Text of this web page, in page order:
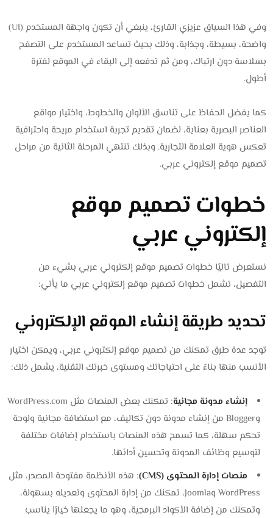
وفي هذا السياق عزيزي القارئ، ينبغي أن تكون واجهة المستخدم (UI)
واضحة، بسيطة، وجذابة، وذلك بحيث تساعد المستخدم على التصفح
بسلاسة دون ارتباك، ومن ثم تدفعه إلى البقاء في الموقع لفترة
أطول.
كما يفضل الحفاظ على تناسق الألوان والخطوط، واختيار مواقع
العناصر البصرية بعناية، لضمان تقديم تجربة استخدام مريحة واحترافية
تعكس هوية العلامة التجارية. وبذلك تنتهي المرحلة الثانية من مراحل
تصميم موقع إلكتروني عربي.
خطوات تصميم موقع
إلكتروني عربي
نستعرض تاليًا خطوات تصميم موقع إلكتروني عربي بشيء من
التفصيل، تشمل خطوات تصميم موقع إلكتروني عربي ما يأتي:
تحديد طريقة إنشاء الموقع الإلكتروني
توجد عدة طرق تمكنك من تصميم موقع إلكتروني عربي، ويمكن اختيار
الأنسب منها بناءً على احتياجاتك ومستوى خبرتك التقنية، يشمل ذلك:
إنشاء مدونة مجانية
: تمكنك بعض المنصات مثل WordPress.com
وBlogger من إنشاء مدونة دون تكاليف، مع استضافة مجانية ولوحة
تحكم سهلة، كما تسمح هذه المنصات باستخدام إضافات مختلفة
لتوسيع وظائف المدونة وتحسين أدائها.
منصات إدارة المحتوى (CMS)
: هذه الأنظمة مفتوحة المصدر، مثل
WordPress وJoomla، تمكنك من إدارة المحتوى وتعديله بسهولة،
وتمكنك من إضافة الأكواد البرمجية، وهو ما يجعلها خيارًا يناسب